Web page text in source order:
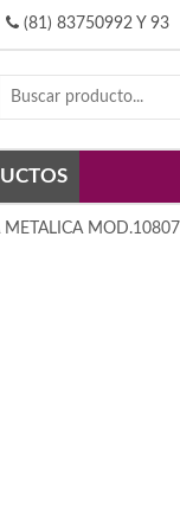
(81) 83750992 Y 93
METALICA MOD.10807